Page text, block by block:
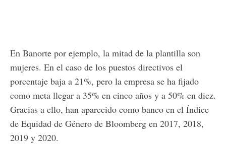
En Banorte por ejemplo, la mitad de la plantilla son
mujeres. En el caso de los puestos directivos el
porcentaje baja a 21%, pero la empresa se ha fijado
como meta llegar a 35% en cinco años y a 50% en diez.
Gracias a ello, han aparecido como banco en el Índice
de Equidad de Género de Bloomberg en 2017, 2018,
2019 y 2020.